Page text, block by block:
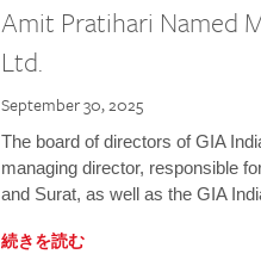
Amit Pratihari Named
Ltd.
September 30, 2025
The board of directors of GIA
managing director, responsible
and Surat, as well as the GIA
続きを読む